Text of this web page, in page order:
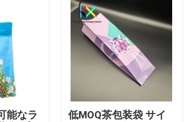
ください
袋
装袋
能なラ
低MOQ茶包装袋 サイ